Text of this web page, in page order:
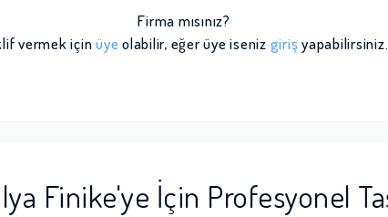
Firma mısınız?
vermek içinüye olabilir, eğer üye iseniz giriş yapabilirsiniz.
Finike'ye İçin Profesyonel